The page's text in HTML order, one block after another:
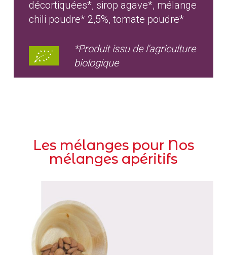
décortiquées*, sirop agave*, mélange
chili poudre* 2,5%, tomate poudre*
*Produit issu de l'agriculture
biologique
Les mélanges pour Nos
mélanges apéritifs